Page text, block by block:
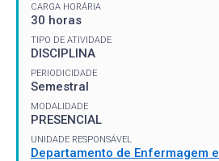
CARGA HORÁRIA
30 horas
TIPO DE ATIVIDADE
DISCIPLINA
PERIODICIDADE
Semestral
MODALIDADE
PRESENCIAL
UNIDADE RESPONSÁVEL
Departamento de Enfermagem